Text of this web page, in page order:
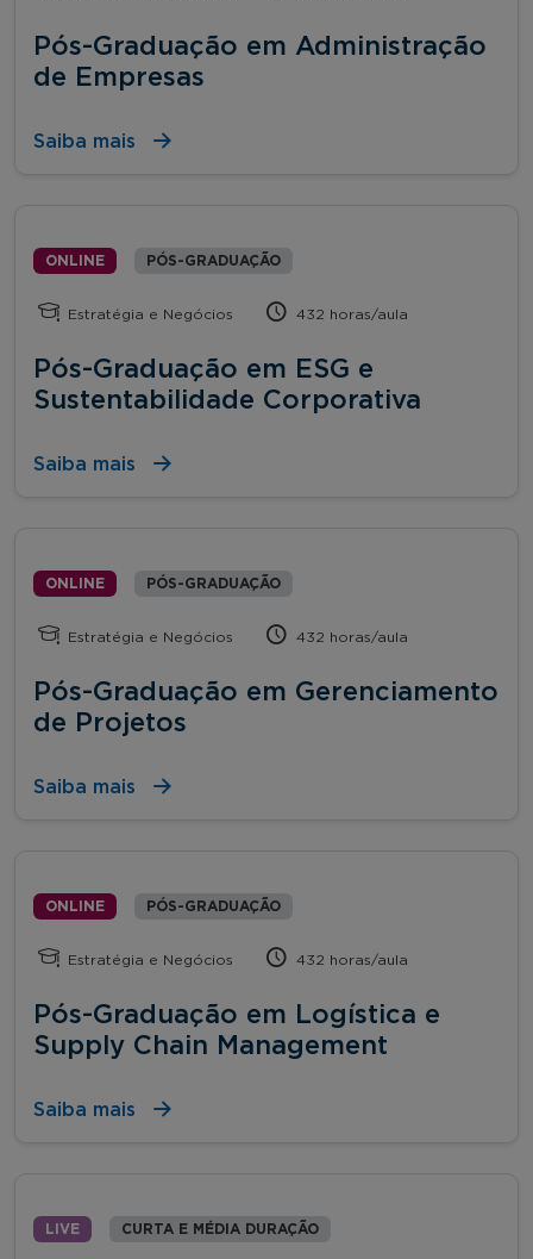
Pós-Graduação em Administração
de Empresas
Saiba mais
ONLINE PÓS-GRADUAÇÃO
Estratégia e Negócios 432 horas/aula
Pós-Graduação em ESG e
Sustentabilidade Corporativa
Saiba mais
ONLINE PÓS-GRADUAÇÃO
Estratégia e Negócios 432 horas/aula
Pós-Graduação em Gerenciamento
de Projetos
Saiba mais
ONLINE PÓS-GRADUAÇÃO
Estratégia e Negócios 432 horas/aula
Pós-Graduação em Logística e
Supply Chain Management
Saiba mais
LIVE CURTA E MÉDIA DURAÇÃO